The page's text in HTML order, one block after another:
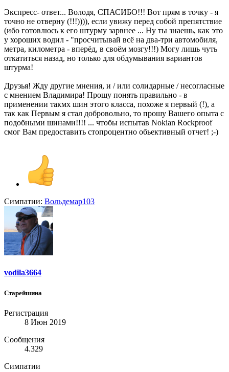
Экспресс- ответ... Володя, СПАСИБО!!! Вот прям в точку - я
точно не отверну (!!!)))), если увижу перед собой препятствие
(ибо готовлюсь к его штурму зарвнее ... Ну ты знаешь, как это
у хороших водил - "просчитывай всё на два-три автомобиля,
метра, километра - вперёд, в своём мозгу!!!) Могу лишь чуть
откатиться назад, но только для обдумывания вариантов
штурма!
Друзья! Жду другие мнения, и / или солидарные / несогласные
с мнением Владимира! Прошу понять правильно - в
применении такмх шин этого класса, похоже я первый (!), а
так как Первым я стал добровольно, то прошу Вашего опыта с
подобными шинами!!!! ... чтобы испытав Nokian Rockproof
смог Вам предоставить стопроцентно обьективный отчет! ;-)
Симпатии: Вольдемар103
vodila3664
Старейшина
Регистрация
8 Июн 2019
Сообщения
4.329
Симпатии